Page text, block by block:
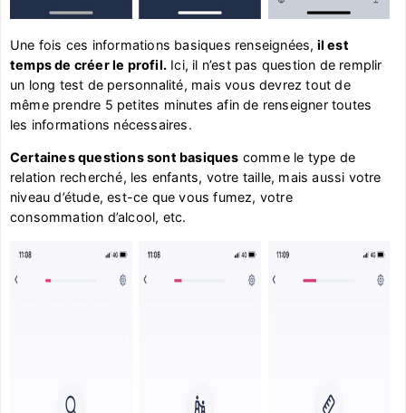
Une fois ces informations basiques renseignées, il est
temps de créer le profil. Ici, il n’est pas question de remplir
un long test de personnalité, mais vous devrez tout de
même prendre 5 petites minutes afin de renseigner toutes
les informations nécessaires.
Certaines questions sont basiques comme le type de
relation recherché, les enfants, votre taille, mais aussi votre
niveau d’étude, est-ce que vous fumez, votre
consommation d’alcool, etc.